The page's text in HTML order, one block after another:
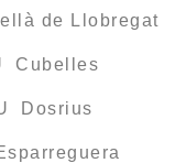
de Llobregat
Cubelles
Dosrius